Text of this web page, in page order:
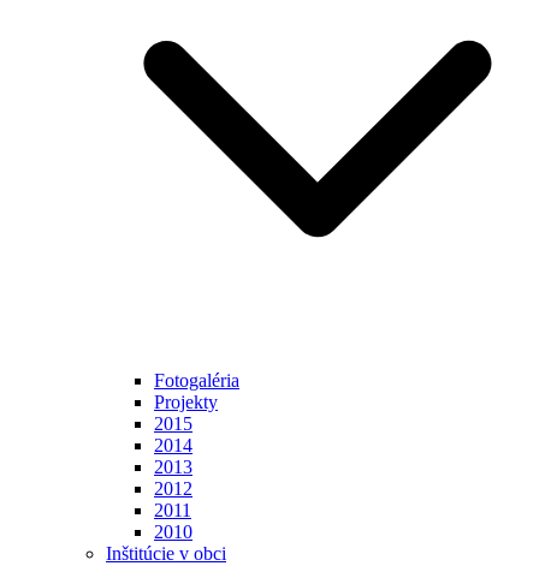
Fotogaléria
Projekty
2015
2014
2013
2012
2011
2010
Inštitúcie v obci